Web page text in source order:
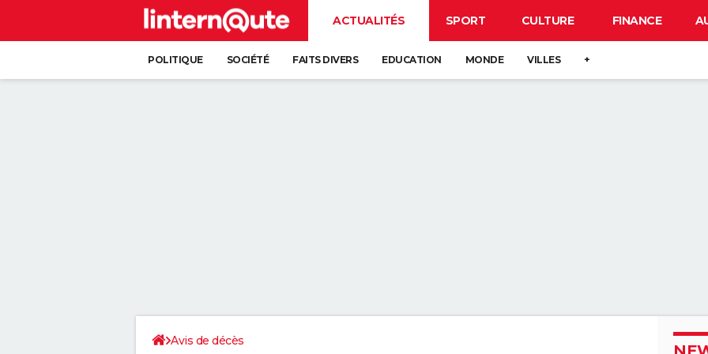
ACTUALITÉS SPORT CULTURE FINANCE
POLITIQUE SOCIÉTÉ FAITS DIVERS EDUCATION MONDE VILLES +
Avis de décès